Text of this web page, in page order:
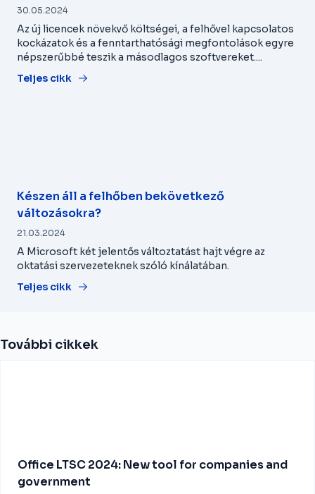
30.05.2024
Az új licencek növekvő költségei, a felhővel kapcsolatos
kockázatok és a fenntarthatósági megfontolások egyre
népszerűbbé teszik a másodlagos szoftvereket....
Teljes cikk
Készen áll a felhőben bekövetkező
változásokra?
21.03.2024
A Microsoft két jelentős változtatást hajt végre az
oktatási szervezeteknek szóló kínálatában.
Teljes cikk
További cikkek
Office LTSC 2024: New tool for companies and
government